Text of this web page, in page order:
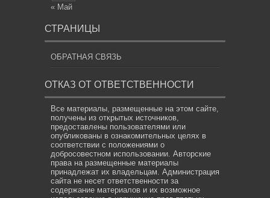
« Май
СТРАНИЦЫ
ОБРАТНАЯ СВЯЗЬ
ОТКАЗ ОТ ОТВЕТСТВЕННОСТИ
Все материалы, размещенные на этом сайте,
получены из открытых источников,
предоставлены пользователями или
опубликованы в ознакомительных целях в
соответствии с положениями о
добросовестном использовании. Авторские
права на размещенные материалы
принадлежат их владельцам. Администрация
сайта не несет ответственности за
содержание материалов и их возможное